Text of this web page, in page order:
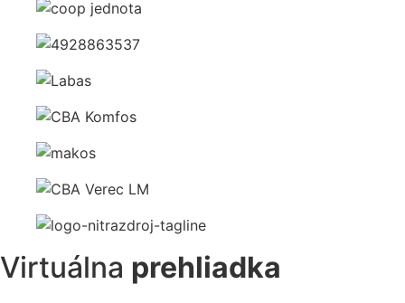
Virtuálna prehliadka